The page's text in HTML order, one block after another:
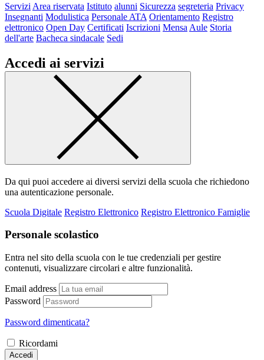
Servizi Area riservata Istituto alunni Sicurezza segreteria Privacy
Insegnanti Modulistica Personale ATA Orientamento Registro
elettronico Open Day Certificati Iscrizioni Mensa Aule Storia
dell'arte Bacheca sindacale Sedi
Accedi ai servizi
Da qui puoi accedere ai diversi servizi della scuola che richiedono
una autenticazione personale.
Scuola Digitale Registro Elettronico Registro Elettronico Famiglie
Personale scolastico
Entra nel sito della scuola con le tue credenziali per gestire
contenuti, visualizzare circolari e altre funzionalità.
Email address
Password
Password dimenticata?
Ricordami
Accedi